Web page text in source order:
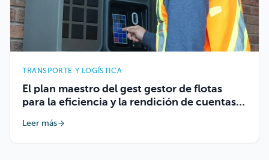
TRANSPORTE Y LOGÍSTICA
El plan maestro del gest gestor de flotas
para la eficiencia y la rendición de cuentas
Leer más